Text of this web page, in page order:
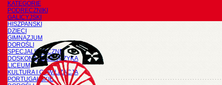
KATEGORIE
PODRĘCZNIKI
GALICYJSKI
HISZPAŃSKI
DZIECI
GIMNAZJUM
DOROŚLI
SPECJALISTYCZNE
DOSKONALENIE JĘZYKA
LICEUM
KULTURA I CYWILIZACJA
PORTUGALSKIE